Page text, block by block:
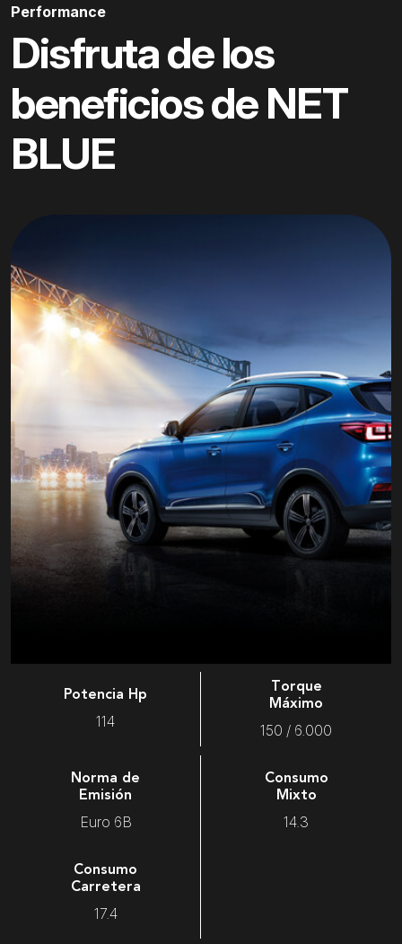
Performance
Disfruta de los
beneficios de NET
BLUE
Potencia Hp
114
Torque
Máximo
150 / 6.000
Norma de
Emisión
Euro 6B
Consumo
Mixto
14.3
Consumo
Carretera
17.4